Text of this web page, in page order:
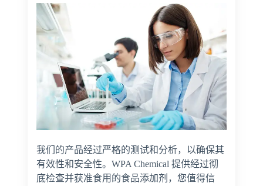
我们的产品经过严格的测试和分析，以确保其
有效性和安全性。WPA Chemical 提供经过彻
底检查并获准食用的食品添加剂，您值得信